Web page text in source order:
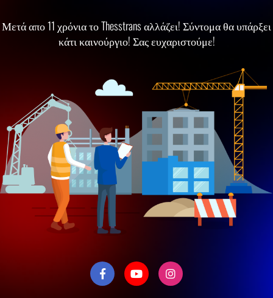
Μετά απο 11 χρόνια το Thesstrans αλλάζει! Σύντομα θα υπάρξει
κάτι καινούργιο! Σας ευχαριστούμε!